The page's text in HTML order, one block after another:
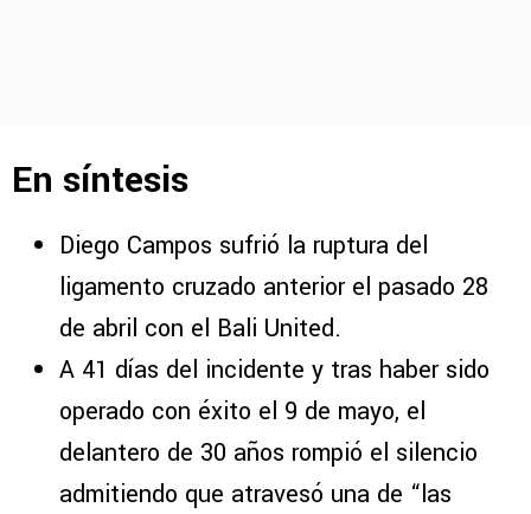
En síntesis
Diego Campos sufrió la ruptura del
ligamento cruzado anterior el pasado 28
de abril con el Bali United.
A 41 días del incidente y tras haber sido
operado con éxito el 9 de mayo, el
delantero de 30 años rompió el silencio
admitiendo que atravesó una de “las